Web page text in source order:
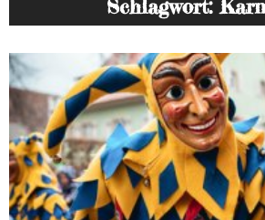
Schlagwort: